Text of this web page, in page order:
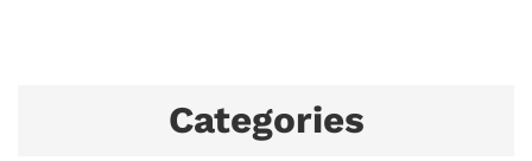
Categories